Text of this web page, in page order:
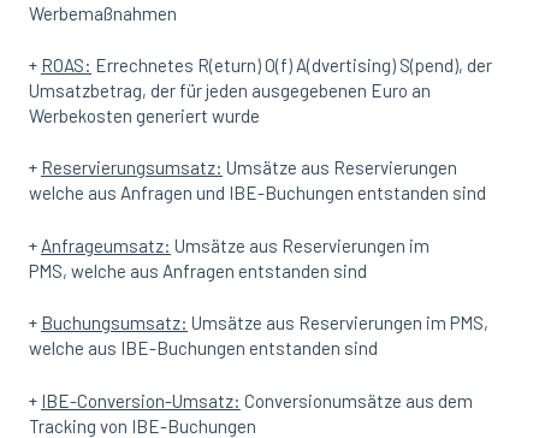
Werbemaßnahmen
+ ROAS: Errechnetes R(eturn) O(f) A(dvertising) S(pend), der
Umsatzbetrag, der für jeden ausgegebenen Euro an
Werbekosten generiert wurde
+ Reservierungsumsatz: Umsätze aus Reservierungen
welche aus Anfragen und IBE-Buchungen entstanden sind
+ Anfrageumsatz: Umsätze aus Reservierungen im
PMS, welche aus Anfragen entstanden sind
+ Buchungsumsatz: Umsätze aus Reservierungen im PMS,
welche aus IBE-Buchungen entstanden sind
+ IBE-Conversion-Umsatz: Conversionumsätze aus dem
Tracking von IBE-Buchungen